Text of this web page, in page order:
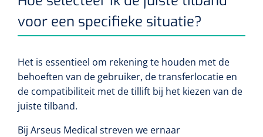
voor een specifieke situatie?
Het is essentieel om rekening te houden met de
behoeften van de gebruiker, de transferlocatie en
de compatibiliteit met de tillift bij het kiezen van de
juiste tilband.
Bij Arseus Medical streven we ernaar